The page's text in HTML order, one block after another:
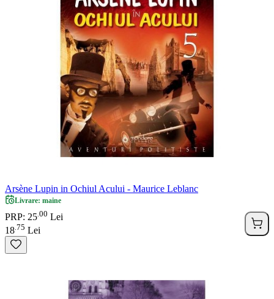
Arsène Lupin in Ochiul Acului - Maurice Leblanc
Livrare: maine
PRP: 25 00 Lei
18 75 Lei